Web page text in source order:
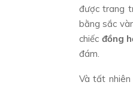
được trang
bằng sắc
chiếc đồng
đám.
Và tất